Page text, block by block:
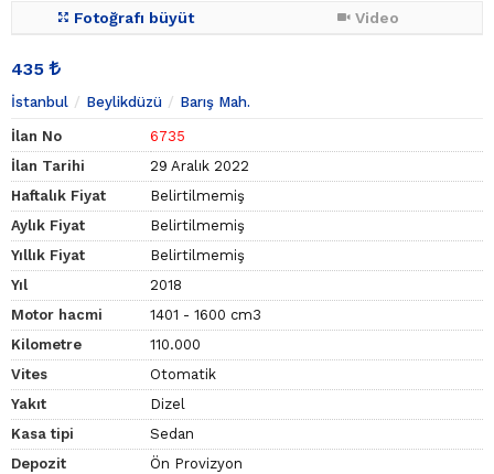
Fotoğrafı büyüt Video
435
İstanbul Beylikdüzü Barış Mah.
İlan No
6735
İlan Tarihi
29 Aralık 2022
Haftalık Fiyat
Belirtilmemiş
Aylık Fiyat
Belirtilmemiş
Yıllık Fiyat
Belirtilmemiş
Yıl
2018
Motor hacmi
1401 - 1600 cm3
Kilometre
110.000
Vites
Otomatik
Yakıt
Dizel
Kasa tipi
Sedan
Depozit
Ön Provizyon